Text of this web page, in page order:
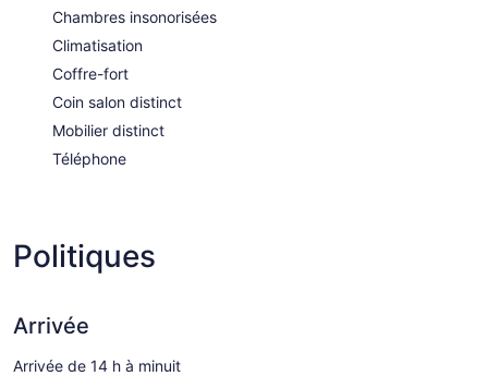
Chambres insonorisées
Climatisation
Coffre-fort
Coin salon distinct
Mobilier distinct
Téléphone
Politiques
Arrivée
Arrivée de 14 h à minuit